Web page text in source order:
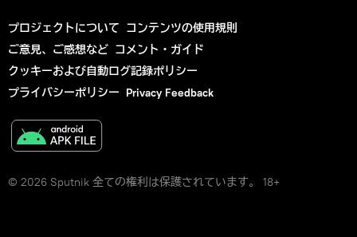
プロジェクトについて コンテンツの使用規則
ご意見、ご感想など コメント・ガイド
クッキーおよび自動ログ記録ポリシー
プライバシーポリシー Privacy Feedback
© 2026 Sputnik 全ての権利は保護されています。 18+